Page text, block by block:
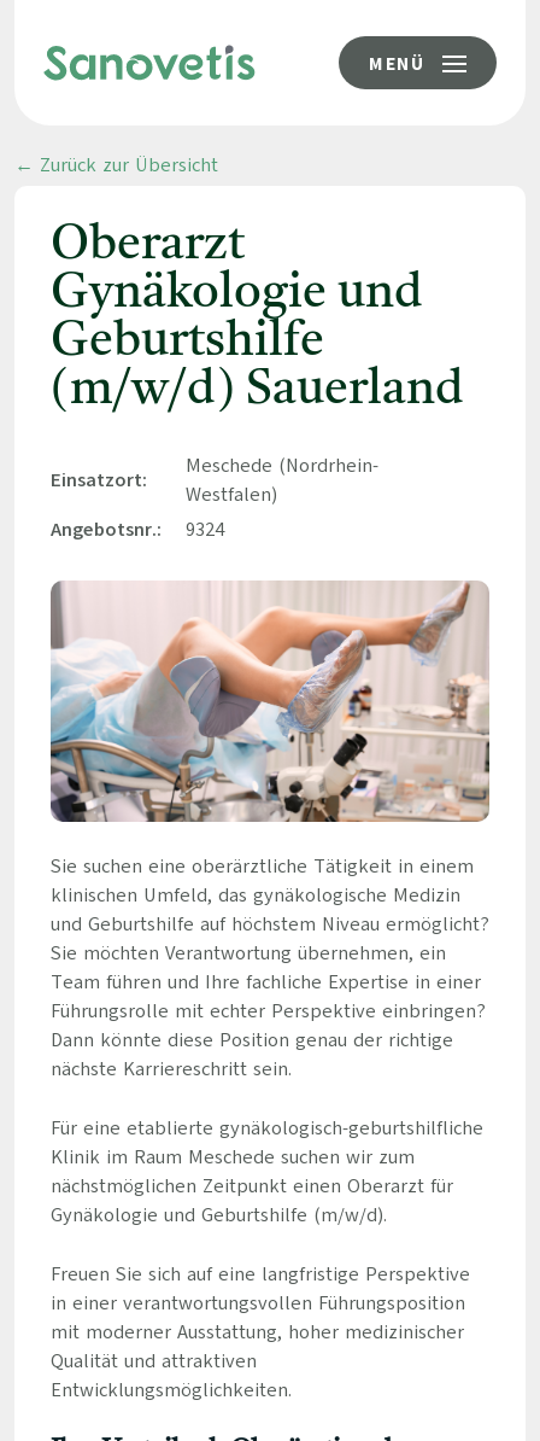
MENÜ
← Zurück zur Übersicht
Oberarzt
Gynäkologie und
Geburtshilfe
(m/w/d) Sauerland
Einsatzort:
Meschede (Nordrhein-
Westfalen)
Angebotsnr.:
9324
Sie suchen eine oberärztliche Tätigkeit in einem
klinischen Umfeld, das gynäkologische Medizin
und Geburtshilfe auf höchstem Niveau ermöglicht?
Sie möchten Verantwortung übernehmen, ein
Team führen und Ihre fachliche Expertise in einer
Führungsrolle mit echter Perspektive einbringen?
Dann könnte diese Position genau der richtige
nächste Karriereschritt sein.
Für eine etablierte gynäkologisch-geburtshilfliche
Klinik im Raum Meschede suchen wir zum
nächstmöglichen Zeitpunkt einen Oberarzt für
Gynäkologie und Geburtshilfe (m/w/d).
Freuen Sie sich auf eine langfristige Perspektive
in einer verantwortungsvollen Führungsposition
mit moderner Ausstattung, hoher medizinischer
Qualität und attraktiven
Entwicklungsmöglichkeiten.